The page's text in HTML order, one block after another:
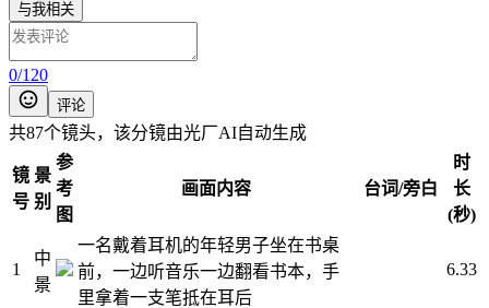
与我相关
0/120
评论
共87个镜头，该分镜由光厂AI自动生成
镜
号
景
别
参
考
图
画面内容 台词/旁白
时
长
(秒)
1
中
景
一名戴着耳机的年轻男子坐在书桌
前，一边听音乐一边翻看书本，手
里拿着一支笔抵在耳后
6.33